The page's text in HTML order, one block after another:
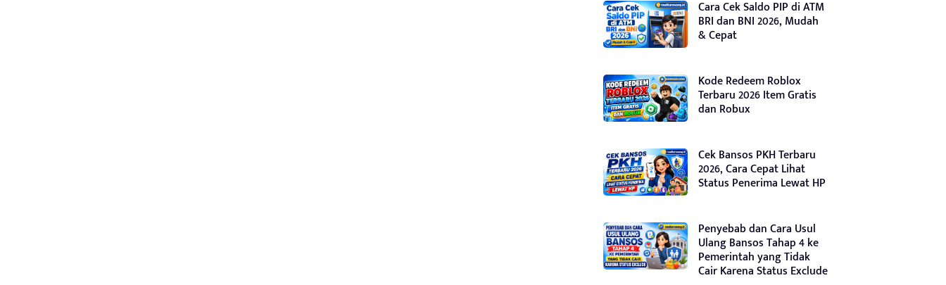
Cara Cek Saldo PIP di ATM
BRI dan BNI 2026, Mudah
& Cepat
Kode Redeem Roblox
Terbaru 2026 Item Gratis
dan Robux
Cek Bansos PKH Terbaru
2026, Cara Cepat Lihat
Status Penerima Lewat HP
Penyebab dan Cara Usul
Ulang Bansos Tahap 4 ke
Pemerintah yang Tidak
Cair Karena Status Exclude